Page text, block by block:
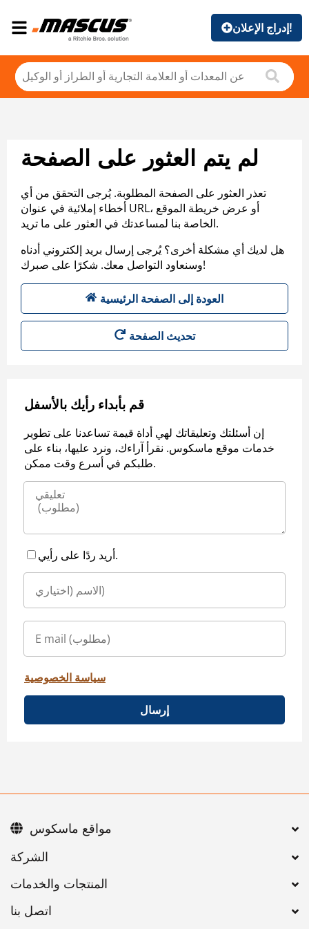
إدراج الإعلان!
لم يتم العثور على الصفحة
تعذر العثور على الصفحة المطلوبة. يُرجى التحقق من أي
أخطاء إملائية في عنوان URL، أو عرض خريطة الموقع
الخاصة بنا لمساعدتك في العثور على ما تريد.
هل لديك أي مشكلة أخرى؟ يُرجى إرسال بريد إلكتروني أدناه
وسنعاود التواصل معك. شكرًا على صبرك!
العودة إلى الصفحة الرئيسية
تحديث الصفحة
قم بأبداء رأيك بالأسفل
إن أسئلتك وتعليقاتك لهي أداة قيمة تساعدنا على تطوير
خدمات موقع ماسكوس. نقرأ آراءك، ونرد عليها، بناء على
طلبكم في أسرع وقت ممكن.
أريد ردًا على رأيي.
سياسة الخصوصية
إرسال
اتصل بنا
مواقع ماسكوس